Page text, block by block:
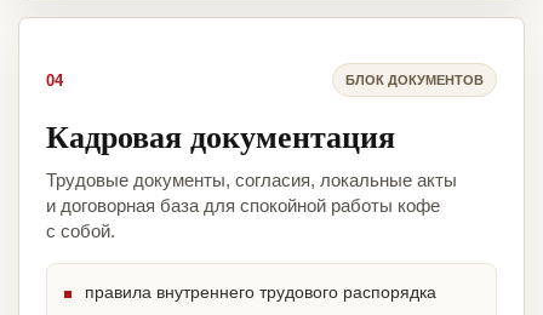
04 БЛОК ДОКУМЕНТОВ
Кадровая документация
Трудовые документы, согласия, локальные акты
и договорная база для спокойной работы кофе
с собой.
правила внутреннего трудового распорядка